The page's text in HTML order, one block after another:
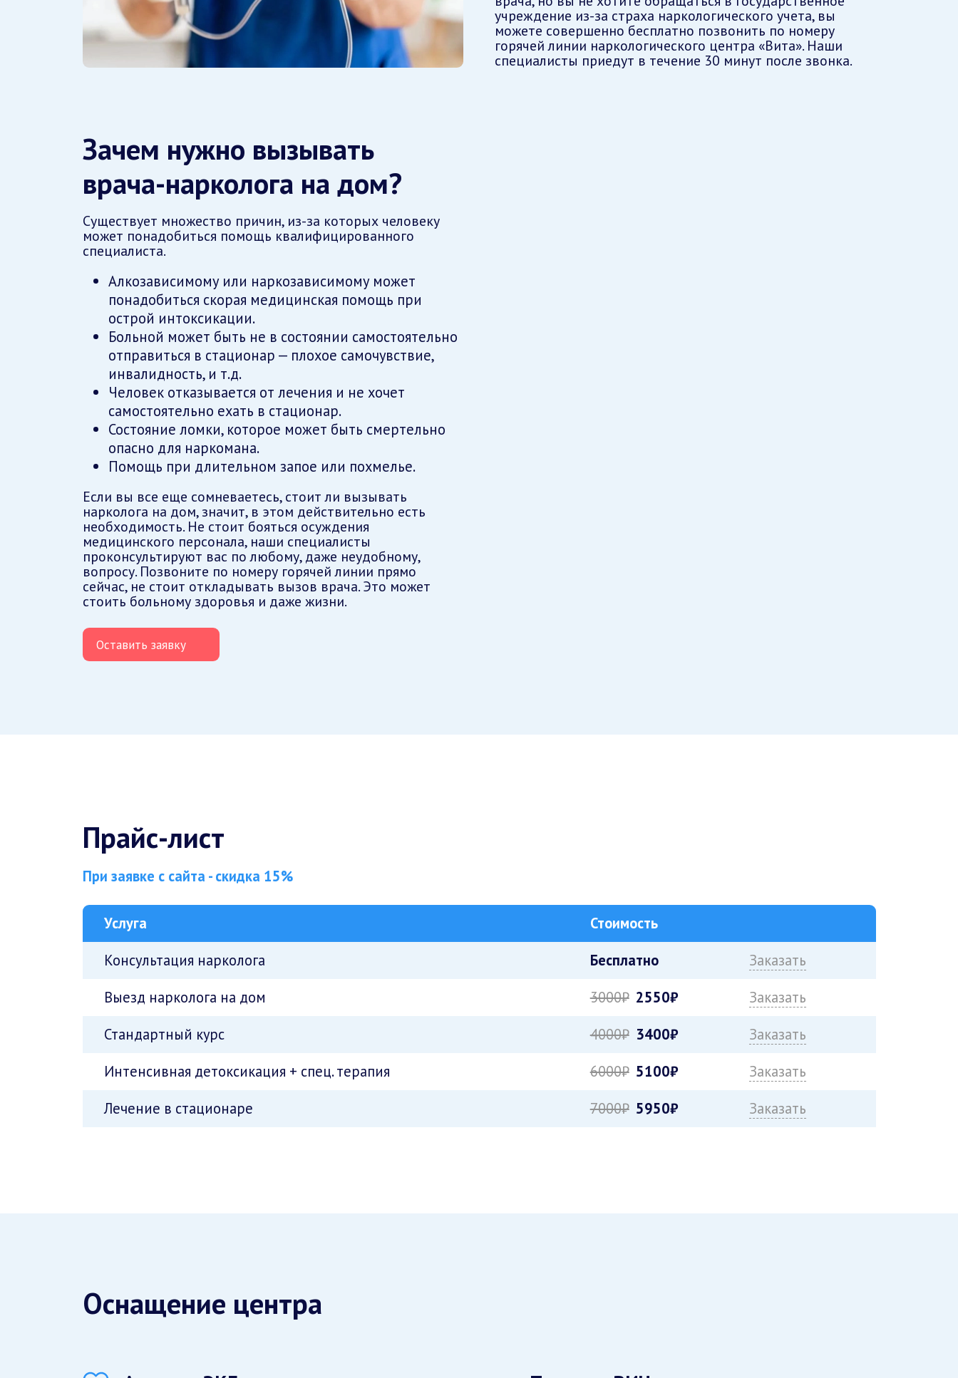
учреждение из-за страха наркологического учета, вы
можете совершенно бесплатно позвонить по номеру
горячей линии наркологического центра «Вита». Наши
специалисты приедут в течение 30 минут после звонка.
Зачем нужно вызывать
врача-нарколога на дом?
Существует множество причин, из-за которых человеку
может понадобиться помощь квалифицированного
специалиста.
Алкозависимому или наркозависимому может
понадобиться скорая медицинская помощь при
острой интоксикации.
Больной может быть не в состоянии самостоятельно
отправиться в стационар — плохое самочувствие,
инвалидность, и т.д.
Человек отказывается от лечения и не хочет
самостоятельно ехать в стационар.
Состояние ломки, которое может быть смертельно
опасно для наркомана.
Помощь при длительном запое или похмелье.
Если вы все еще сомневаетесь, стоит ли вызывать
нарколога на дом, значит, в этом действительно есть
необходимость. Не стоит бояться осуждения
медицинского персонала, наши специалисты
проконсультируют вас по любому, даже неудобному,
вопросу. Позвоните по номеру горячей линии прямо
сейчас, не стоит откладывать вызов врача. Это может
стоить больному здоровья и даже жизни.
Оставить заявку
Прайс-лист
При заявке с сайта - скидка 15%
Услуга
Стоимость
Консультация нарколога
Бесплатно
Заказать
Выезд нарколога на дом
3000₽ 2550₽
Заказать
Стандартный курс
4000₽ 3400₽
Заказать
Интенсивная детоксикация + спец. терапия
6000₽ 5100₽
Заказать
Лечение в стационаре
7000₽ 5950₽ Заказать
Оснащение центра